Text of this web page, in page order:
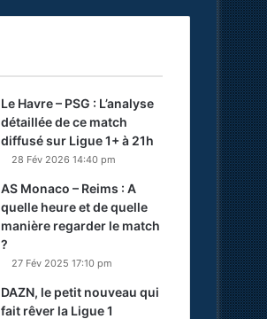
Le Havre – PSG : L’analyse
détaillée de ce match
diffusé sur Ligue 1+ à 21h
28 Fév 2026 14:40 pm
AS Monaco – Reims : A
quelle heure et de quelle
manière regarder le match
?
27 Fév 2025 17:10 pm
DAZN, le petit nouveau qui
fait rêver la Ligue 1